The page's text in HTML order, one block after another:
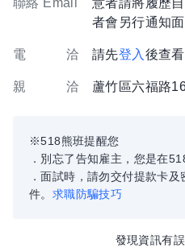
聯絡 Email
意者請將履歷
者會另行通知
電 洽 請先登入 後查看
親 洽 蘆竹區六福路
※518熊班提醒您
．別忘了告知雇主，您是在
．面試時，請勿交付提款卡
件。 求職防騙技巧
發現資訊有誤